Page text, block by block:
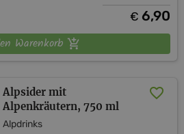
€ 6,90
Warenkorb
Alpsider mit
Alpenkräutern, 750 ml
Alpdrinks